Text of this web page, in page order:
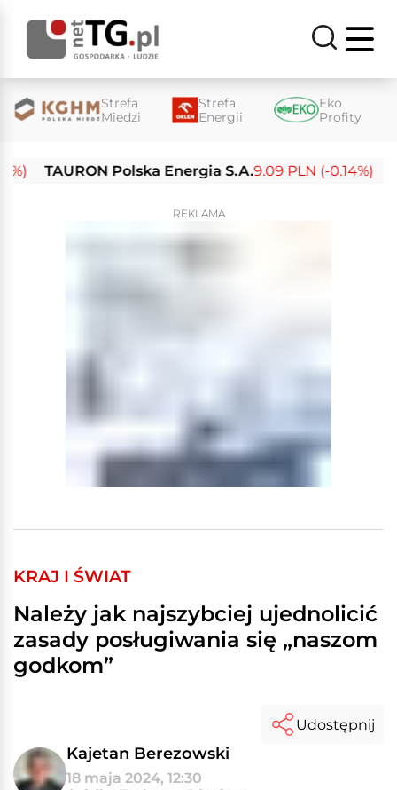
Strefa
Miedzi
Strefa
Energii
Eko
Profity
TAURON Polska Energia S.A.9.09 PLN (-0.14%)
REKLAMA
KRAJ I ŚWIAT
Należy jak najszybciej ujednolicić
zasady posługiwania się „naszom
godkom”
Kajetan Berezowski
18 maja 2024, 12:30
Udostępnij